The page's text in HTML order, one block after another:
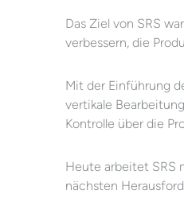
Das Ziel von SRS
verbessern, die
Mit der Einführung
vertikale
Kontrolle über die
Heute arbeitet SRS
nächsten